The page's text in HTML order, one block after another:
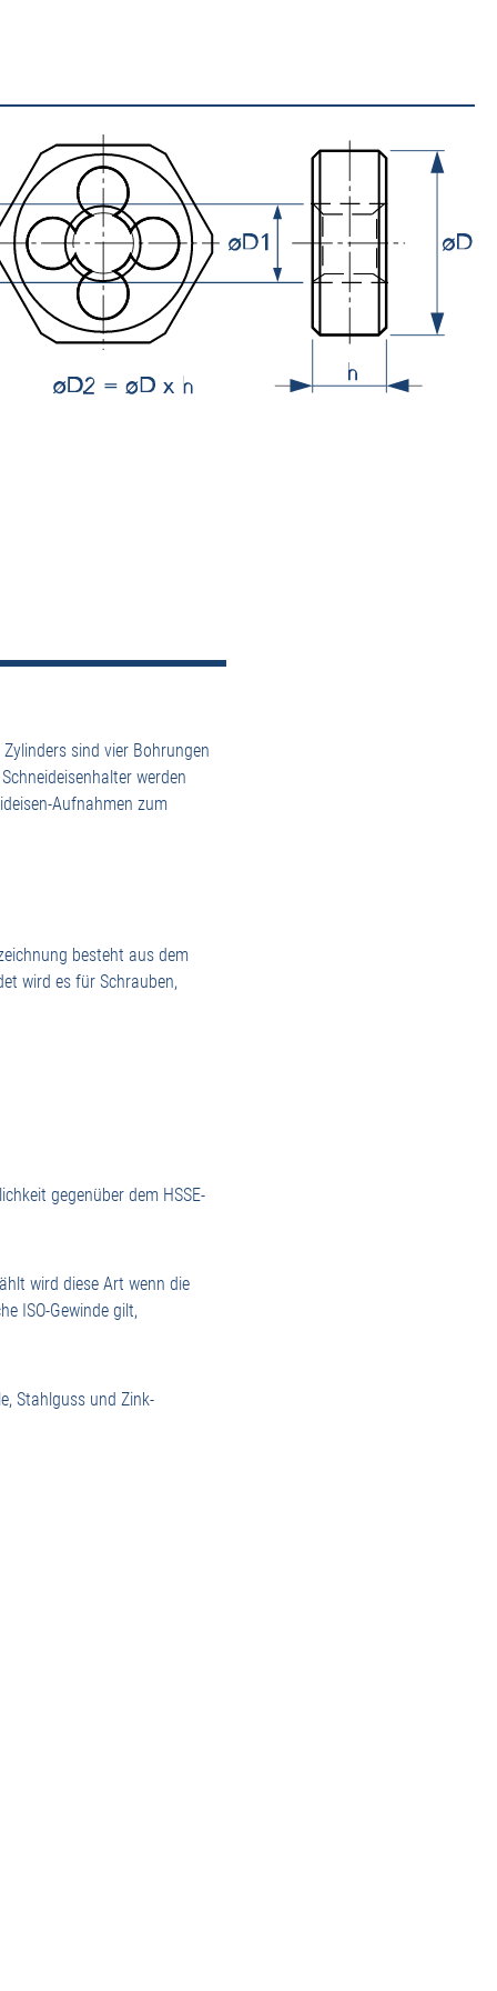
sind vier Bohrungen
werden
Aufnahmen zum
besteht aus dem
wird es für Schrauben,
gegenüber dem HSSE-
wird diese Art wenn die
ISO-Gewinde gilt,
Stahlguss und Zink-